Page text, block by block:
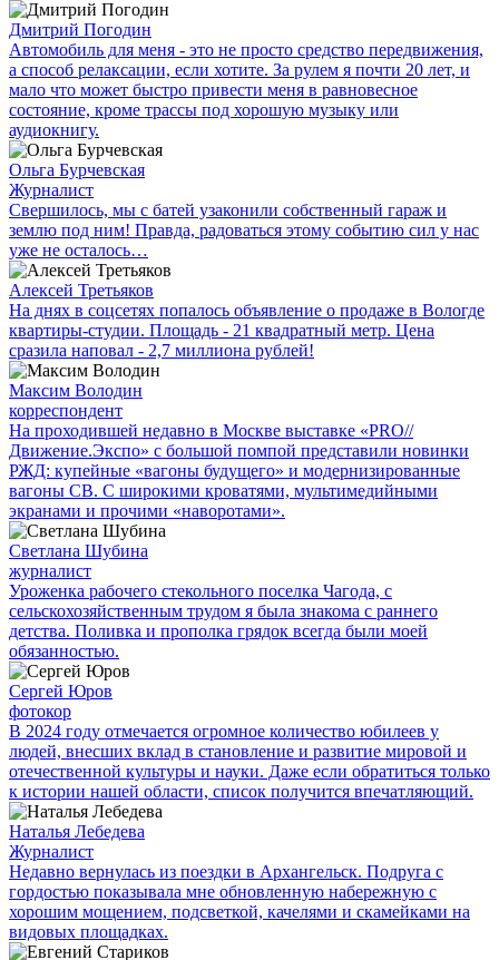
Дмитрий Погодин
Автомобиль для меня - это не просто средство передвижения,
а способ релаксации, если хотите. За рулем я почти 20 лет, и
мало что может быстро привести меня в равновесное
состояние, кроме трассы под хорошую музыку или
аудиокнигу.
Ольга Бурчевская
Журналист
Свершилось, мы с батей узаконили собственный гараж и
землю под ним! Правда, радоваться этому событию сил у нас
уже не осталось…
Алексей Третьяков
На днях в соцсетях попалось объявление о продаже в Вологде
квартиры-студии. Площадь - 21 квадратный метр. Цена
сразила наповал - 2,7 миллиона рублей!
Максим Володин
корреспондент
На проходившей недавно в Мос­кве выставке «PRO//
Движение.Экспо» с большой помпой представили новинки
РЖД: купейные «вагоны будущего» и модернизированные
вагоны СВ. С широкими кроватями, мультимедийными
экранами и прочими «наворотами».
Светлана Шубина
журналист
Уроженка рабочего стекольного поселка Чагода, с
сельскохозяйственным трудом я была знакома с раннего
детства. Поливка и прополка грядок всегда были моей
обязанностью.
Сергей Юров
фотокор
В 2024 году отмечается огромное количество юбилеев у
людей, внесших вклад в становление и развитие мировой и
отечественной культуры и науки. Даже если обратиться только
к истории нашей области, список получится впечатляющий.
Наталья Лебедева
Журналист
Недавно вернулась из поездки в Архангельск. Подруга с
гордостью показывала мне обновленную набережную с
хорошим мощением, подсветкой, качелями и скамейками на
видовых площадках.